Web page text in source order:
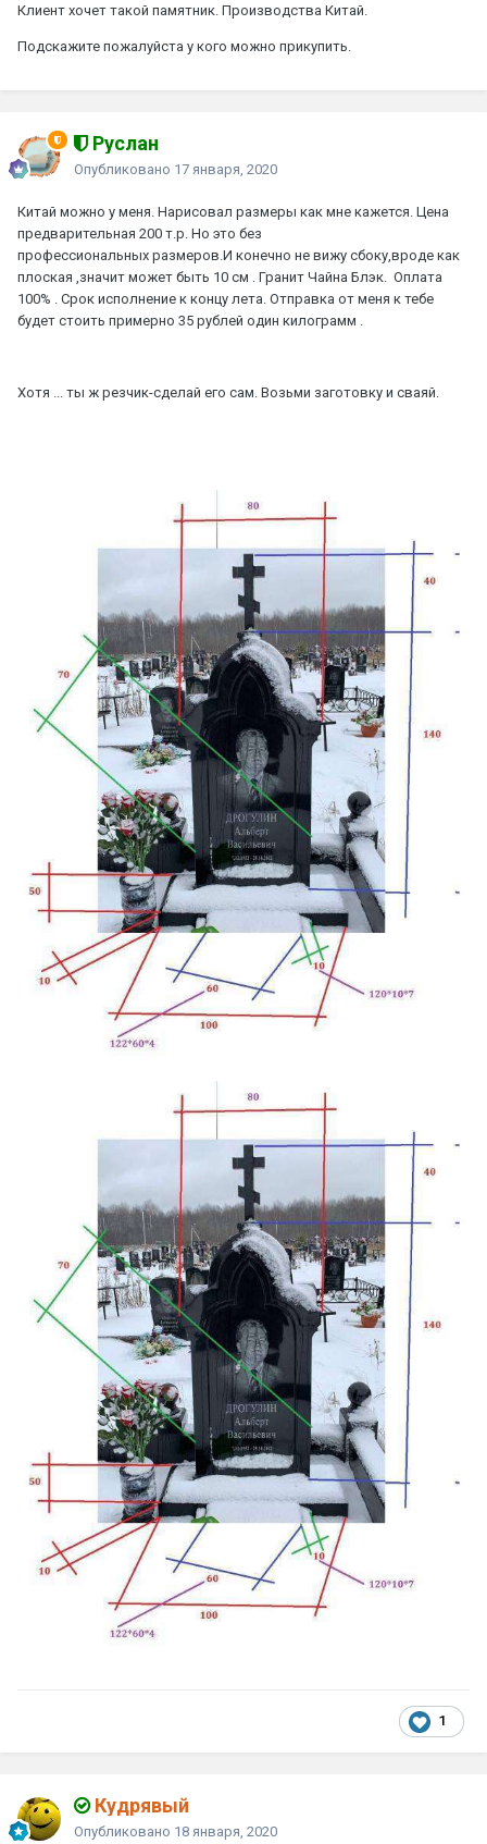
Клиент хочет такой памятник. Производства Китай.
Подскажите пожалуйста у кого можно прикупить.
Руслан
Опубликовано 17 января, 2020
Китай можно у меня. Нарисовал размеры как мне кажется. Цена
предварительная 200 т.р. Но это без
профессиональных размеров.И конечно не вижу сбоку,вроде как
плоская ,значит может быть 10 см . Гранит Чайна Блэк. Оплата
100% . Срок исполнение к концу лета. Отправка от меня к тебе
будет стоить примерно 35 рублей один килограмм .
Хотя ... ты ж резчик-сделай его сам. Возьми заготовку и сваяй.
1
Кудрявый
Опубликовано 18 января, 2020